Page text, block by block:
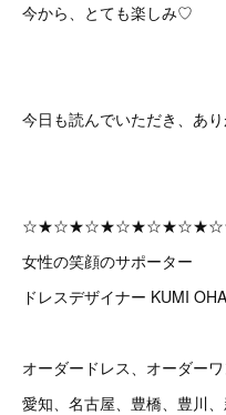
今から、とても楽しみ♡
今日も読んでいただき、あり
女性の笑顔のサポーター
ドレスデザイナー KUMI
オーダードレス、オーダー
愛知、名古屋、豊橋、豊川